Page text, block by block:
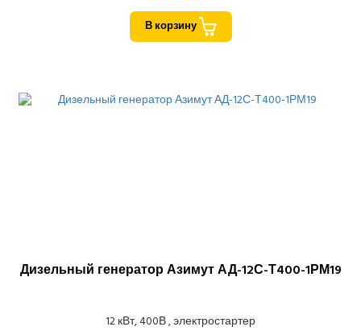
В корзину
Дизельный генератор Азимут АД-12С-Т400-1РМ19
12 кВт, 400В , электростартер